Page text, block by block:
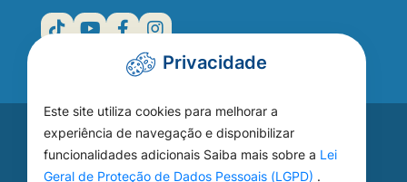
Acesse seu
WEBMAIL
Privacidade
Este site utiliza cookies para melhorar a
experiência de navegação e disponibilizar
funcionalidades adicionais Saiba mais sobre a Lei
Geral de Proteção de Dados Pessoais (LGPD) .